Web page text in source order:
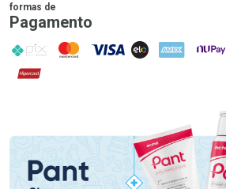
formas de
Pagamento
PIX MasterCard
VISA ELO AMEX NuPay
Hipercard